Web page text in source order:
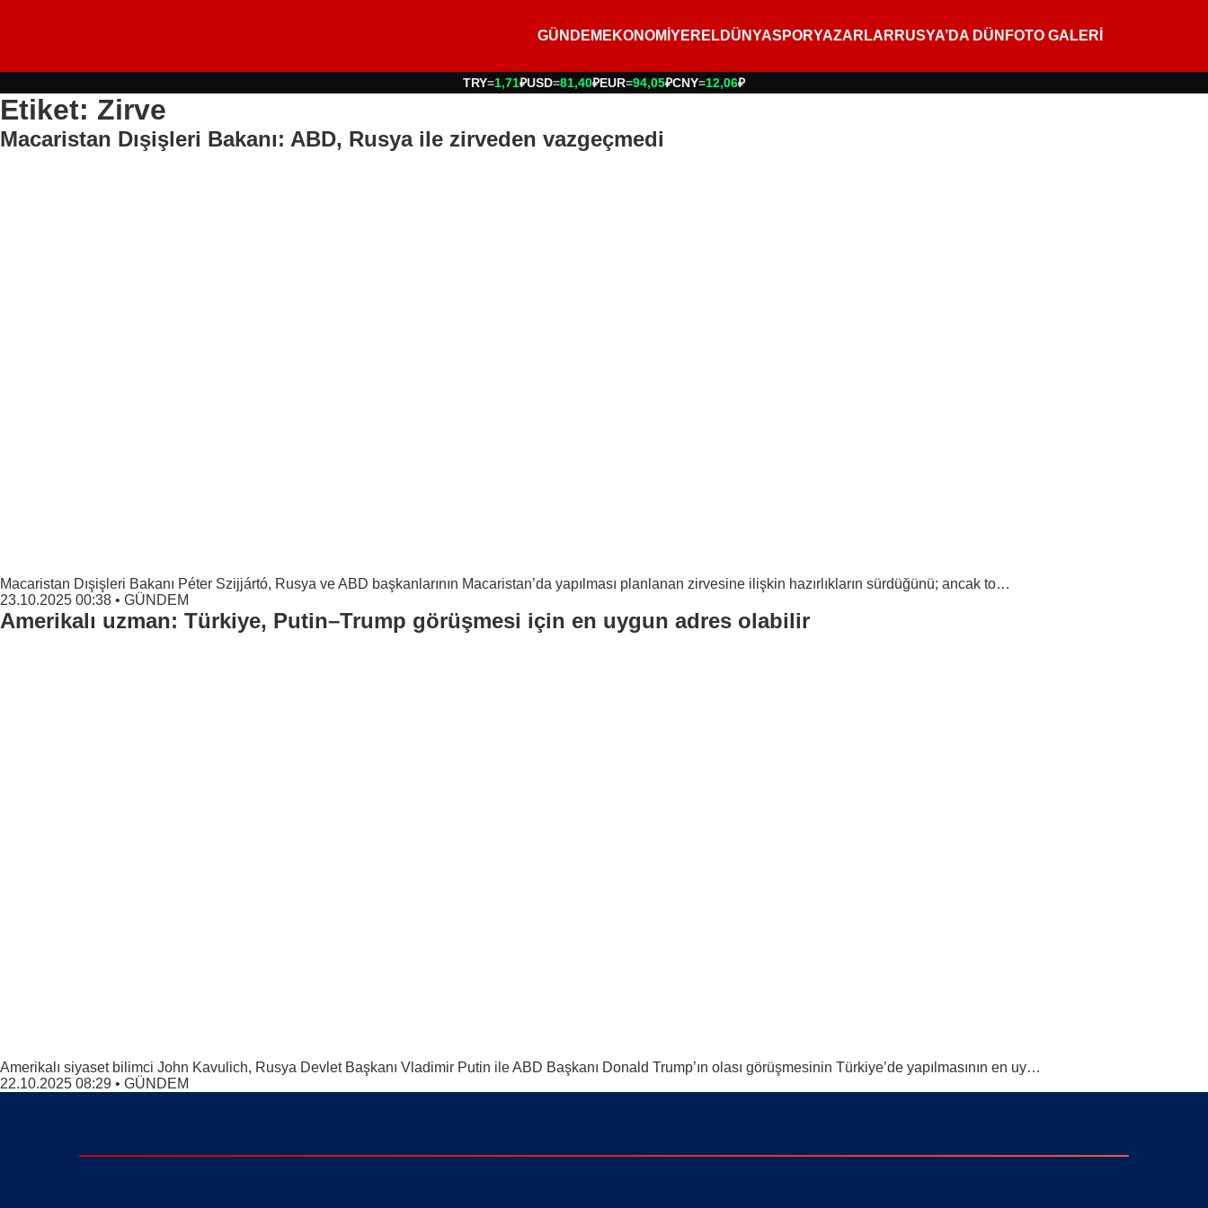
GÜNDEM EKONOMİ YERELDÜNYASPORYAZARLAR RUSYA’DA DÜN FOTO GALERİ
TRY=1,71₽USD=81,40₽EUR=94,05₽CNY=12,06₽
Etiket: Zirve
Macaristan Dışişleri Bakanı: ABD, Rusya ile zirveden vazgeçmedi
Macaristan Dışişleri Bakanı Péter Szijjártó, Rusya ve ABD başkanlarının Macaristan’da yapılması planlanan zirvesine ilişkin hazırlıkların sürdüğünü; ancak to…
23.10.2025 00:38 • GÜNDEM
Amerikalı uzman: Türkiye, Putin–Trump görüşmesi için en uygun adres olabilir
Amerikalı siyaset bilimci John Kavulich, Rusya Devlet Başkanı Vladimir Putin ile ABD Başkanı Donald Trump’ın olası görüşmesinin Türkiye’de yapılmasının en uy…
22.10.2025 08:29 • GÜNDEM